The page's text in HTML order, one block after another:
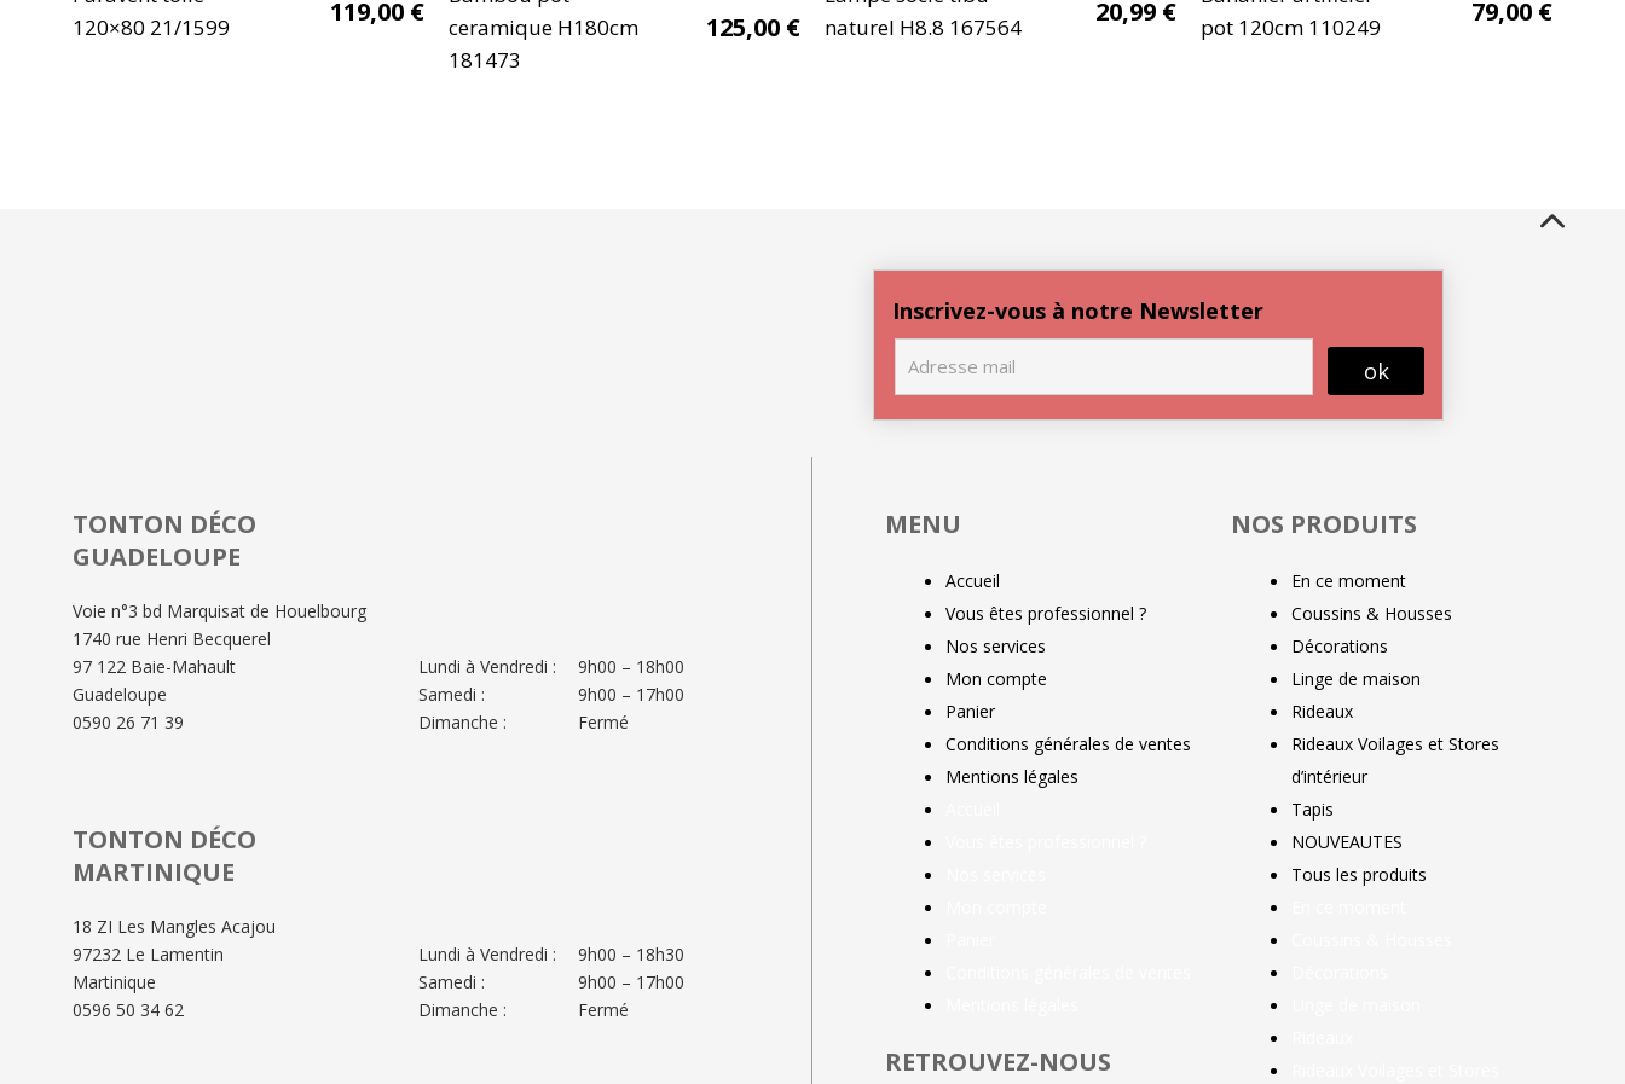
120×80 21/1599
119,00 €
ceramique H180cm
181473
125,00 €
naturel H8.8 167564
20,99 €
pot 120cm 110249
79,00 €
Inscrivez-vous à notre Newsletter
ok
TONTON DÉCO
GUADELOUPE
Voie n°3 bd Marquisat de Houelbourg
1740 rue Henri Becquerel
97 122 Baie-Mahault
Guadeloupe
0590 26 71 39
Lundi à Vendredi :
Samedi :
Dimanche :
9h00 – 18h00
9h00 – 17h00
Fermé
TONTON DÉCO
MARTINIQUE
18 ZI Les Mangles Acajou
97232 Le Lamentin
Martinique
0596 50 34 62
Lundi à Vendredi :
Samedi :
Dimanche :
9h00 – 18h30
9h00 – 17h00
Fermé
MENU
Accueil
Vous êtes professionnel ?
Nos services
Mon compte
Panier
Conditions générales de ventes
Mentions légales
RETROUVEZ-NOUS
NOS PRODUITS
En ce moment
Coussins & Housses
Décorations
Linge de maison
Rideaux
Rideaux Voilages et Stores
d’intérieur
Tapis
NOUVEAUTES
Tous les produits